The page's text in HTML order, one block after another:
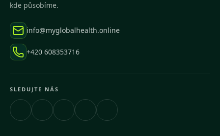
kde působíme.
info@myglobalhealth.online
+420 608353716
SLEDUJTE NÁS